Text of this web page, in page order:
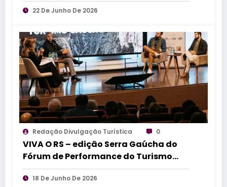
22 De Junho De 2026
Redação Divulgação Turística 0
VIVA O RS – edição Serra Gaúcha do
Fórum de Performance do Turismo
debate inovação, vendas e
comportamento do consumidor
18 De Junho De 2026